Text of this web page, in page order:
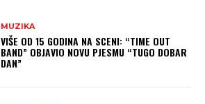
MUZIKA
VIŠE OD 15 GODINA NA SCENI: “TIME OUT
BAND” OBJAVIO NOVU PJESMU “TUGO DOBAR
DAN”